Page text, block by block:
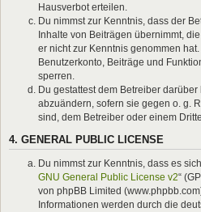
Hausverbot erteilen.
Du nimmst zur Kenntnis, dass der
Inhalte von Beiträgen übernimmt,
er nicht zur Kenntnis genommen
Benutzerkonto, Beiträge und
sperren.
Du gestattest dem Betreiber
abzuändern, sofern sie gegen o. g.
sind, dem Betreiber oder einem
4. GENERAL PUBLIC LICENSE
Du nimmst zur Kenntnis, dass es
GNU General Public License v2“
von phpBB Limited
Informationen werden durch die